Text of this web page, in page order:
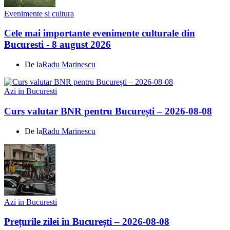
Evenimente si cultura
Cele mai importante evenimente culturale din
Bucuresti - 8 august 2026
De laRadu Marinescu
Azi in Bucuresti
Curs valutar BNR pentru București – 2026-08-08
De laRadu Marinescu
Azi in Bucuresti
Prețurile zilei în București – 2026-08-08